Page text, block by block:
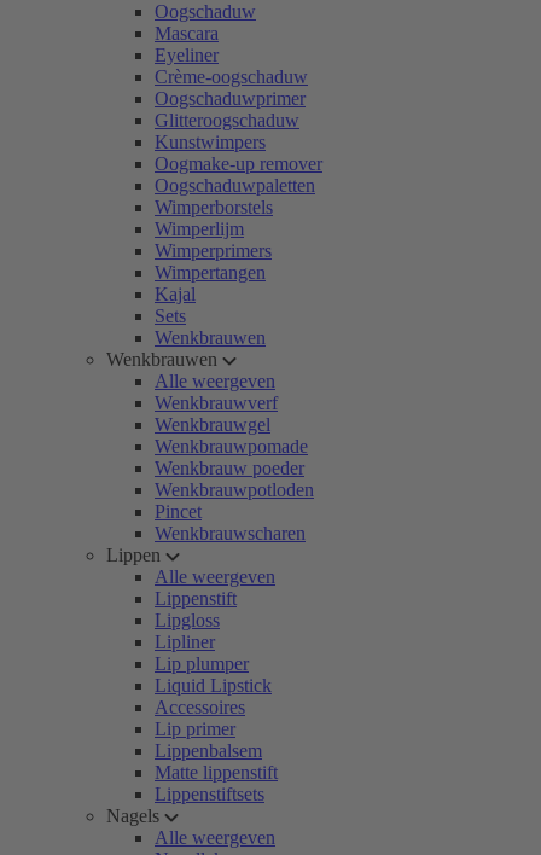
Oogschaduw
Mascara
Eyeliner
Crème-oogschaduw
Oogschaduwprimer
Glitteroogschaduw
Kunstwimpers
Oogmake-up remover
Oogschaduwpaletten
Wimperborstels
Wimperlijm
Wimperprimers
Wimpertangen
Kajal
Sets
Wenkbrauwen
Wenkbrauwen
Alle weergeven
Wenkbrauwverf
Wenkbrauwgel
Wenkbrauwpomade
Wenkbrauw poeder
Wenkbrauwpotloden
Pincet
Wenkbrauwscharen
Lippen
Alle weergeven
Lippenstift
Lipgloss
Lipliner
Lip plumper
Liquid Lipstick
Accessoires
Lip primer
Lippenbalsem
Matte lippenstift
Lippenstiftsets
Nagels
Alle weergeven